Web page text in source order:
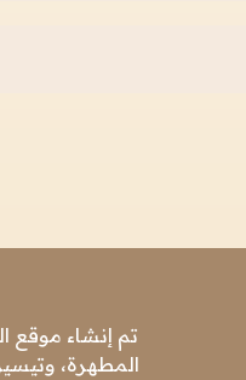
تم إنشاء موقع
المطهرة،